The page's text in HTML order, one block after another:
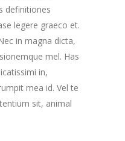
definitiones
legere graeco et.
in magna dicta,
mel. Has
in,
mea id. Vel te
sit, animal